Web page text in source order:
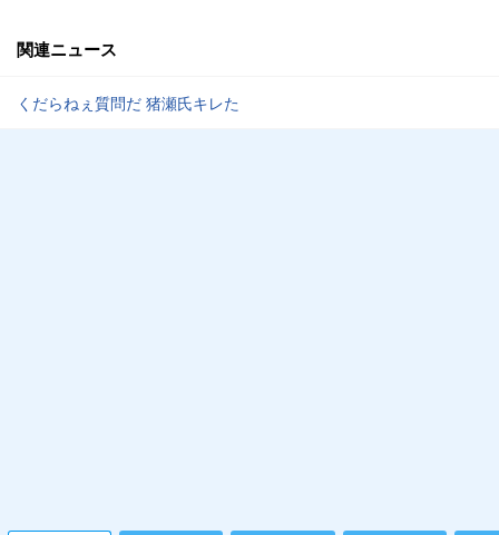
関連ニュース
くだらねぇ質問だ 猪瀬氏キレた